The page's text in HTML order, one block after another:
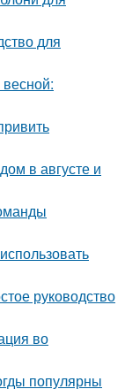
для
в августе и
руководство
во
популярны